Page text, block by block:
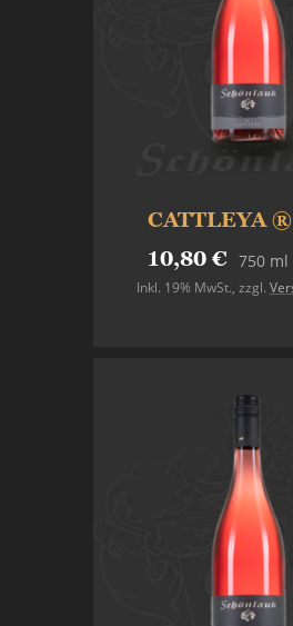
CATTLEYA
10,80 € 750 ml
Inkl. 19% MwSt., zzgl.